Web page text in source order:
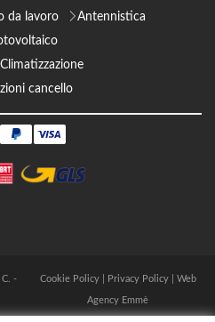
da lavoro
Antennistica
Climatizzazione
cancello
C. - Cookie Policy| Privacy Policy| Web
Agency Emmè